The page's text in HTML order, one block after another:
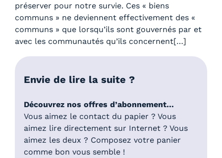
préserver pour notre survie. Ces « biens
communs » ne deviennent effectivement des «
communs » que lorsqu’ils sont gouvernés par et
avec les communautés qu’ils concernent[…]
Envie de lire la suite ?
Découvrez nos offres d’abonnement…
Vous aimez le contact du papier ? Vous
aimez lire directement sur Internet ? Vous
aimez les deux ? Composez votre panier
comme bon vous semble !